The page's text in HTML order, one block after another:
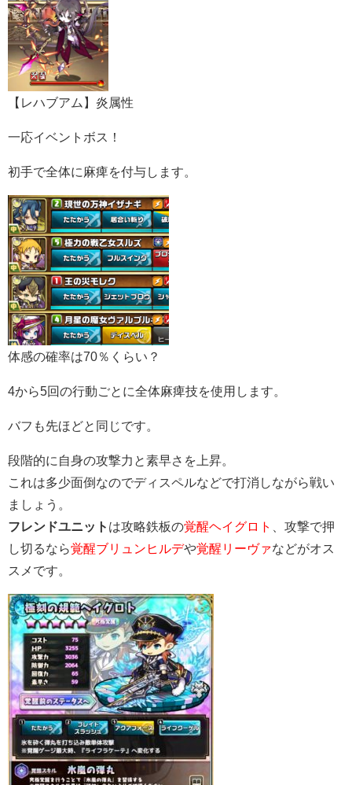
【レハブアム】炎属性
一応イベントボス！
初手で全体に麻痺を付与します。
体感の確率は70％くらい？
4から5回の行動ごとに全体麻痺技を使用します。
バフも先ほどと同じです。
段階的に自身の攻撃力と素早さを上昇。
これは多少面倒なのでディスペルなどで打消しながら戦い
ましょう。
フレンドユニット は攻略鉄板の覚醒ヘイグロト
、攻撃で押
し切るなら覚醒ブリュンヒルデや覚醒リーヴァなどがオス
スメです。